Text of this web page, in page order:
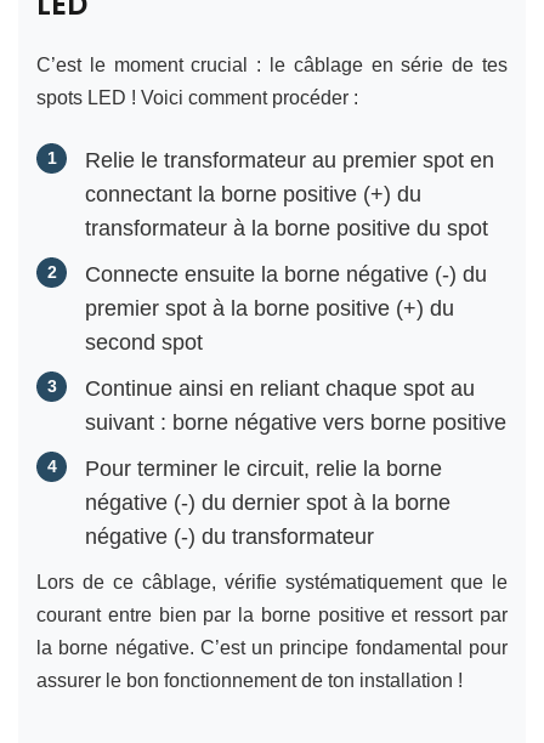
C’est le moment crucial : le câblage en série de tes
spots LED ! Voici comment procéder :
Relie le transformateur au premier spot en
connectant la borne positive (+) du
transformateur à la borne positive du spot
Connecte ensuite la borne négative (-) du
premier spot à la borne positive (+) du
second spot
Continue ainsi en reliant chaque spot au
suivant : borne négative vers borne positive
Pour terminer le circuit, relie la borne
négative (-) du dernier spot à la borne
négative (-) du transformateur
Lors de ce câblage, vérifie systématiquement que le
courant entre bien par la borne positive et ressort par
la borne négative. C’est un principe fondamental pour
assurer le bon fonctionnement de ton installation !